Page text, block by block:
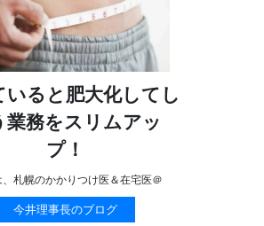
いると肥大化してし
業務をスリムアッ
プ！
、札幌のかかりつけ医＆在宅医＠
今井理事長のブログ